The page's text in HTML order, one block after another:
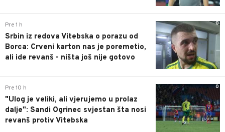
0
Pre 1 h
Srbin iz redova Vitebska o porazu od
Borca: Crveni karton nas je poremetio,
ali ide revanš - ništa još nije gotovo
0
Pre 10 h
"Ulog je veliki, ali vjerujemo u prolaz
dalje": Sandi Ogrinec svjestan šta nosi
revanš protiv Vitebska